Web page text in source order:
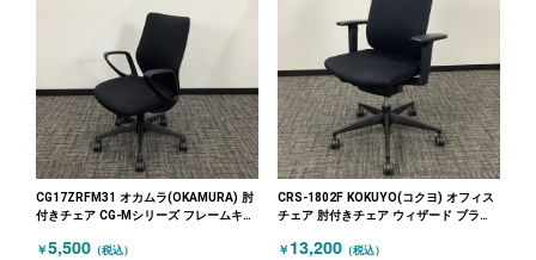
CG17ZRFM31 オカムラ(OKAMURA) 肘
付きチェア CG-Mシリーズ フレームキズ
￥5,500 （税込）
CRS-1802F KOKUYO(コクヨ) オフィス
チェア 肘付きチェア ウィザード ブラッ
￥ 13,200 （税込）